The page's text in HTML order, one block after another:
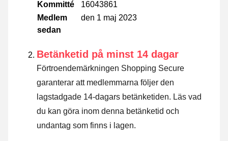
Kommitté
16043861
Medlem
sedan
den 1 maj 2023
Betänketid på minst 14 dagar
Förtroendemärkningen Shopping Secure
garanterar att medlemmarna följer den
lagstadgade 14-dagars betänketiden. Läs vad
du kan göra inom denna betänketid och
undantag som finns i lagen.